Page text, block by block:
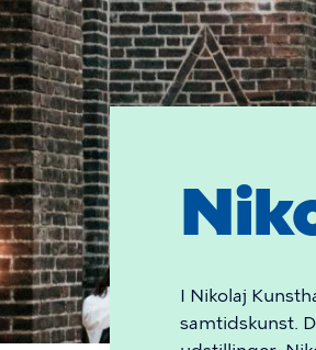
I Nikolaj
samtidskunst.